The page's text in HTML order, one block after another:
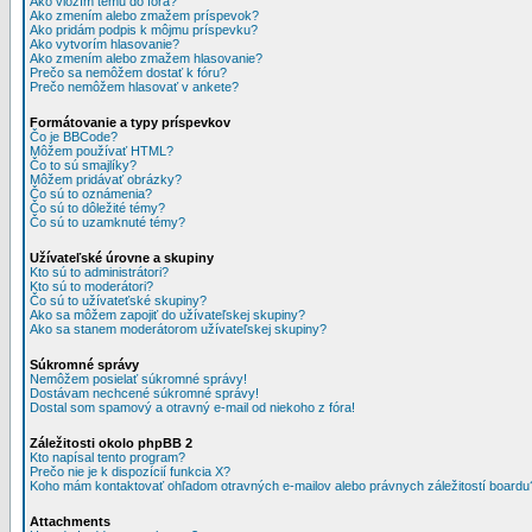
Ako zmením alebo zmažem príspevok?
Ako pridám podpis k môjmu príspevku?
Ako vytvorím hlasovanie?
Ako zmením alebo zmažem hlasovanie?
Prečo sa nemôžem dostať k fóru?
Prečo nemôžem hlasovať v ankete?
Formátovanie a typy príspevkov
Čo je BBCode?
Môžem používať HTML?
Čo to sú smajlíky?
Môžem pridávať obrázky?
Čo sú to oznámenia?
Čo sú to dôležité témy?
Čo sú to uzamknuté témy?
Užívateľské úrovne a skupiny
Kto sú to administrátori?
Kto sú to moderátori?
Čo sú to užívateťské skupiny?
Ako sa môžem zapojiť do užívateľskej skupiny?
Ako sa stanem moderátorom užívateľskej skupiny?
Súkromné správy
Nemôžem posielať súkromné správy!
Dostávam nechcené súkromné správy!
Dostal som spamový a otravný e-mail od niekoho z fóra!
Záležitosti okolo phpBB 2
Kto napísal tento program?
Prečo nie je k dispozícií funkcia X?
Koho mám kontaktovať ohľadom otravných e-mailov alebo právnych záležitostí
Attachments